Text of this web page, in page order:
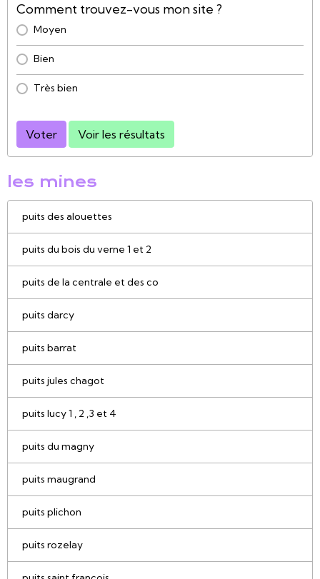
Comment trouvez-vous mon site ?
Moyen
Bien
Très bien
Voter Voir les résultats
les mines
puits des alouettes
puits du bois du verne 1 et 2
puits de la centrale et des co
puits darcy
puits barrat
puits jules chagot
puits lucy 1 , 2 ,3 et 4
puits du magny
puits maugrand
puits plichon
puits rozelay